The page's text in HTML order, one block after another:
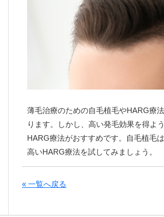
薄毛治療のための自毛植毛やHARG療
ります。しかし、高い発毛効果を得よ
HARG療法がおすすめです。自毛植毛
高いHARG療法を試してみましょう。
« 一覧へ戻る